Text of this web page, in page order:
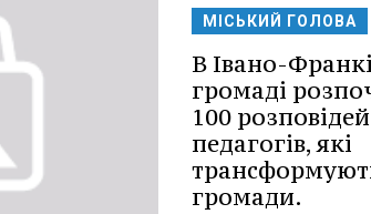
МІСЬКИЙ ГОЛОВА
В Івано-
громаді
100
педагогів, які
громади.